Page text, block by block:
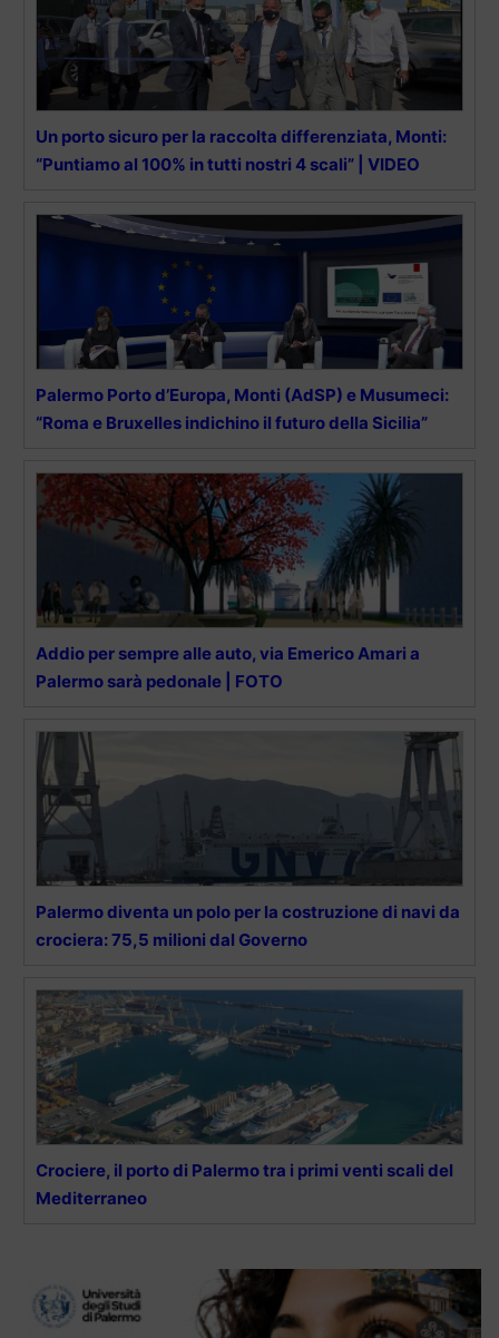
Un porto sicuro per la raccolta differenziata, Monti:
“Puntiamo al 100% in tutti nostri 4 scali” | VIDEO
Palermo Porto d’Europa, Monti (AdSP) e Musumeci:
“Roma e Bruxelles indichino il futuro della Sicilia”
Addio per sempre alle auto, via Emerico Amari a
Palermo sarà pedonale | FOTO
Palermo diventa un polo per la costruzione di navi da
crociera: 75,5 milioni dal Governo
Crociere, il porto di Palermo tra i primi venti scali del
Mediterraneo